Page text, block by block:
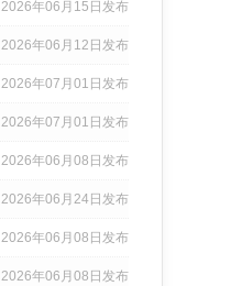
2026年06月15日发布
2026年06月12日发布
2026年07月01日发布
2026年07月01日发布
2026年06月08日发布
2026年06月24日发布
2026年06月08日发布
2026年06月08日发布